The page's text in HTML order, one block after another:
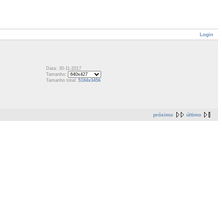
Login
Data: 30-11-2017
Tamanho:
Tamanho total: 5184x3456
próximo último